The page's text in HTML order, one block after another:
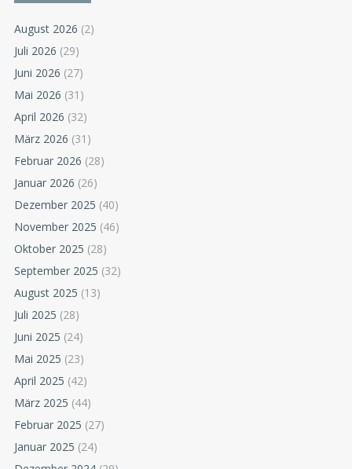
August 2026 (2)
Juli 2026 (29)
Juni 2026 (27)
Mai 2026 (31)
April 2026 (32)
März 2026 (31)
Februar 2026 (28)
Januar 2026 (26)
Dezember 2025 (40)
November 2025 (46)
Oktober 2025 (28)
September 2025 (32)
August 2025 (13)
Juli 2025 (28)
Juni 2025 (24)
Mai 2025 (23)
April 2025 (42)
März 2025 (44)
Februar 2025 (27)
Januar 2025 (24)